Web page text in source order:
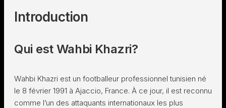
Introduction
Qui est Wahbi Khazri?
Wahbi Khazri est un footballeur professionnel tunisien né
le 8 février 1991 à Ajaccio, France. À ce jour, il est reconnu
comme l’un des attaquants internationaux les plus